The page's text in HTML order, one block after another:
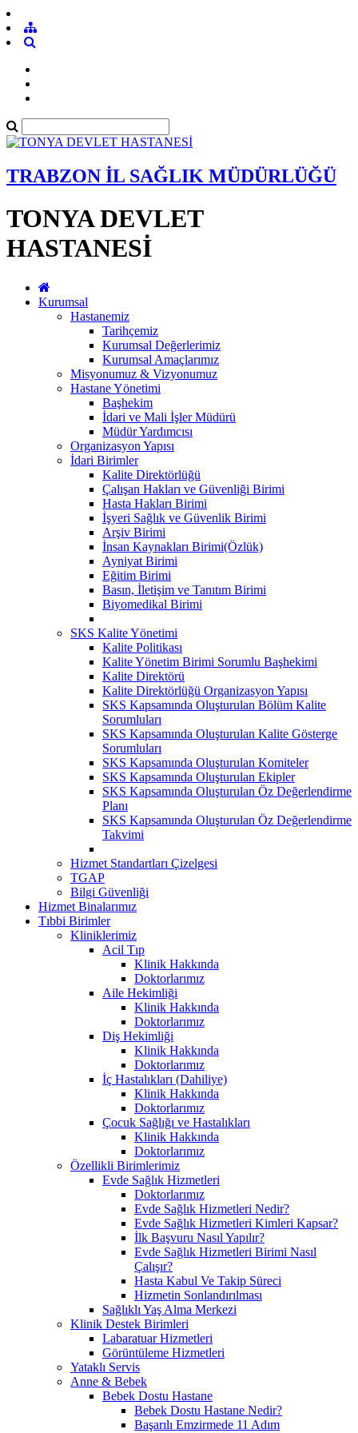
TRABZON İL SAĞLIK MÜDÜRLÜĞÜ
TONYA DEVLET
HASTANESİ
Kurumsal
Hastanemiz
Tarihçemiz
Kurumsal Değerlerimiz
Kurumsal Amaçlarımız
Misyonumuz & Vizyonumuz
Hastane Yönetimi
Başhekim
İdari ve Mali İşler Müdürü
Müdür Yardımcısı
Organizasyon Yapısı
İdari Birimler
Kalite Direktörlüğü
Çalışan Hakları ve Güvenliği Birimi
Hasta Hakları Birimi
İşyeri Sağlık ve Güvenlik Birimi
Arşiv Birimi
İnsan Kaynakları Birimi(Özlük)
Ayniyat Birimi
Eğitim Birimi
Basın, İletişim ve Tanıtım Birimi
Biyomedikal Birimi
SKS Kalite Yönetimi
Kalite Politikası
Kalite Yönetim Birimi Sorumlu Başhekimi
Kalite Direktörü
Kalite Direktörlüğü Organizasyon Yapısı
SKS Kapsamında Oluşturulan Bölüm Kalite
Sorumluları
SKS Kapsamında Oluşturulan Kalite Gösterge
Sorumluları
SKS Kapsamında Oluşturulan Komiteler
SKS Kapsamında Oluşturulan Ekipler
SKS Kapsamında Oluşturulan Öz Değerlendirme
Planı
SKS Kapsamında Oluşturulan Öz Değerlendirme
Takvimi
Hizmet Standartları Çizelgesi
TGAP
Bilgi Güvenliği
Hizmet Binalarımız
Tıbbi Birimler
Kliniklerimiz
Acil Tıp
Klinik Hakkında
Doktorlarımız
Aile Hekimliği
Klinik Hakkında
Doktorlarımız
Diş Hekimliği
Klinik Hakkında
Doktorlarımız
İç Hastalıkları (Dahiliye)
Klinik Hakkında
Doktorlarımız
Çocuk Sağlığı ve Hastalıkları
Klinik Hakkında
Doktorlarımız
Özellikli Birimlerimiz
Evde Sağlık Hizmetleri
Doktorlarımız
Evde Sağlık Hizmetleri Nedir?
Evde Sağlık Hizmetleri Kimleri Kapsar?
İlk Başvuru Nasıl Yapılır?
Evde Sağlık Hizmetleri Birimi Nasıl
Çalışır?
Hasta Kabul Ve Takip Süreci
Hizmetin Sonlandırılması
Sağlıklı Yaş Alma Merkezi
Klinik Destek Birimleri
Labaratuar Hizmetleri
Görüntüleme Hizmetleri
Yataklı Servis
Anne & Bebek
Bebek Dostu Hastane
Bebek Dostu Hastane Nedir?
Başarılı Emzirmede 11 Adım